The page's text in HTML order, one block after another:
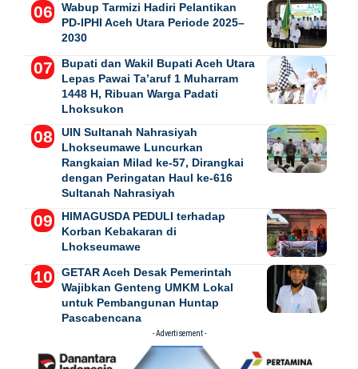
Wabup Tarmizi Hadiri Pelantikan
PD-IPHI Aceh Utara Periode 2025–
2030
Bupati dan Wakil Bupati Aceh Utara
Lepas Pawai Ta’aruf 1 Muharram
1448 H, Ribuan Warga Padati
Lhoksukon
UIN Sultanah Nahrasiyah
Lhokseumawe Luncurkan
Rangkaian Milad ke-57, Dirangkai
dengan Peringatan Haul ke-616
Sultanah Nahrasiyah
HIMAGUSDA PEDULI terhadap
Korban Kebakaran di
Lhokseumawe
GETAR Aceh Desak Pemerintah
Wajibkan Genteng UMKM Lokal
untuk Pembangunan Huntap
Pascabencana
- Advertisement -